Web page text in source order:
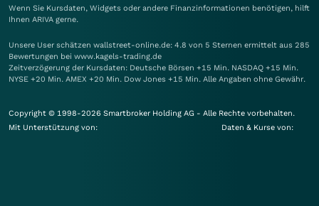
Wenn Sie Kursdaten, Widgets oder andere Finanzinformationen benötigen, hilft
Ihnen ARIVA gerne.
Unsere User schätzen wallstreet-online.de: 4.8 von 5 Sternen ermittelt aus 285
Bewertungen bei www.kagels-trading.de
Zeitverzögerung der Kursdaten: Deutsche Börsen +15 Min. NASDAQ +15 Min.
NYSE +20 Min. AMEX +20 Min. Dow Jones +15 Min. Alle Angaben ohne Gewähr.
Copyright © 1998-2026 Smartbroker Holding AG - Alle Rechte vorbehalten.
Mit Unterstützung von:
Daten & Kurse von: